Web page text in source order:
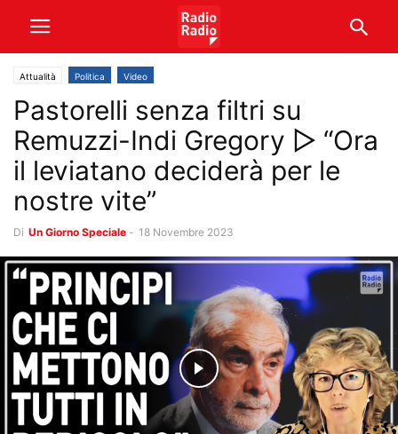
Attualità Politica Video
Pastorelli senza filtri su
Remuzzi-Indi Gregory ▷ “Ora
il leviatano deciderà per le
nostre vite”
Di Un Giorno Speciale - 18 Novembre 2023